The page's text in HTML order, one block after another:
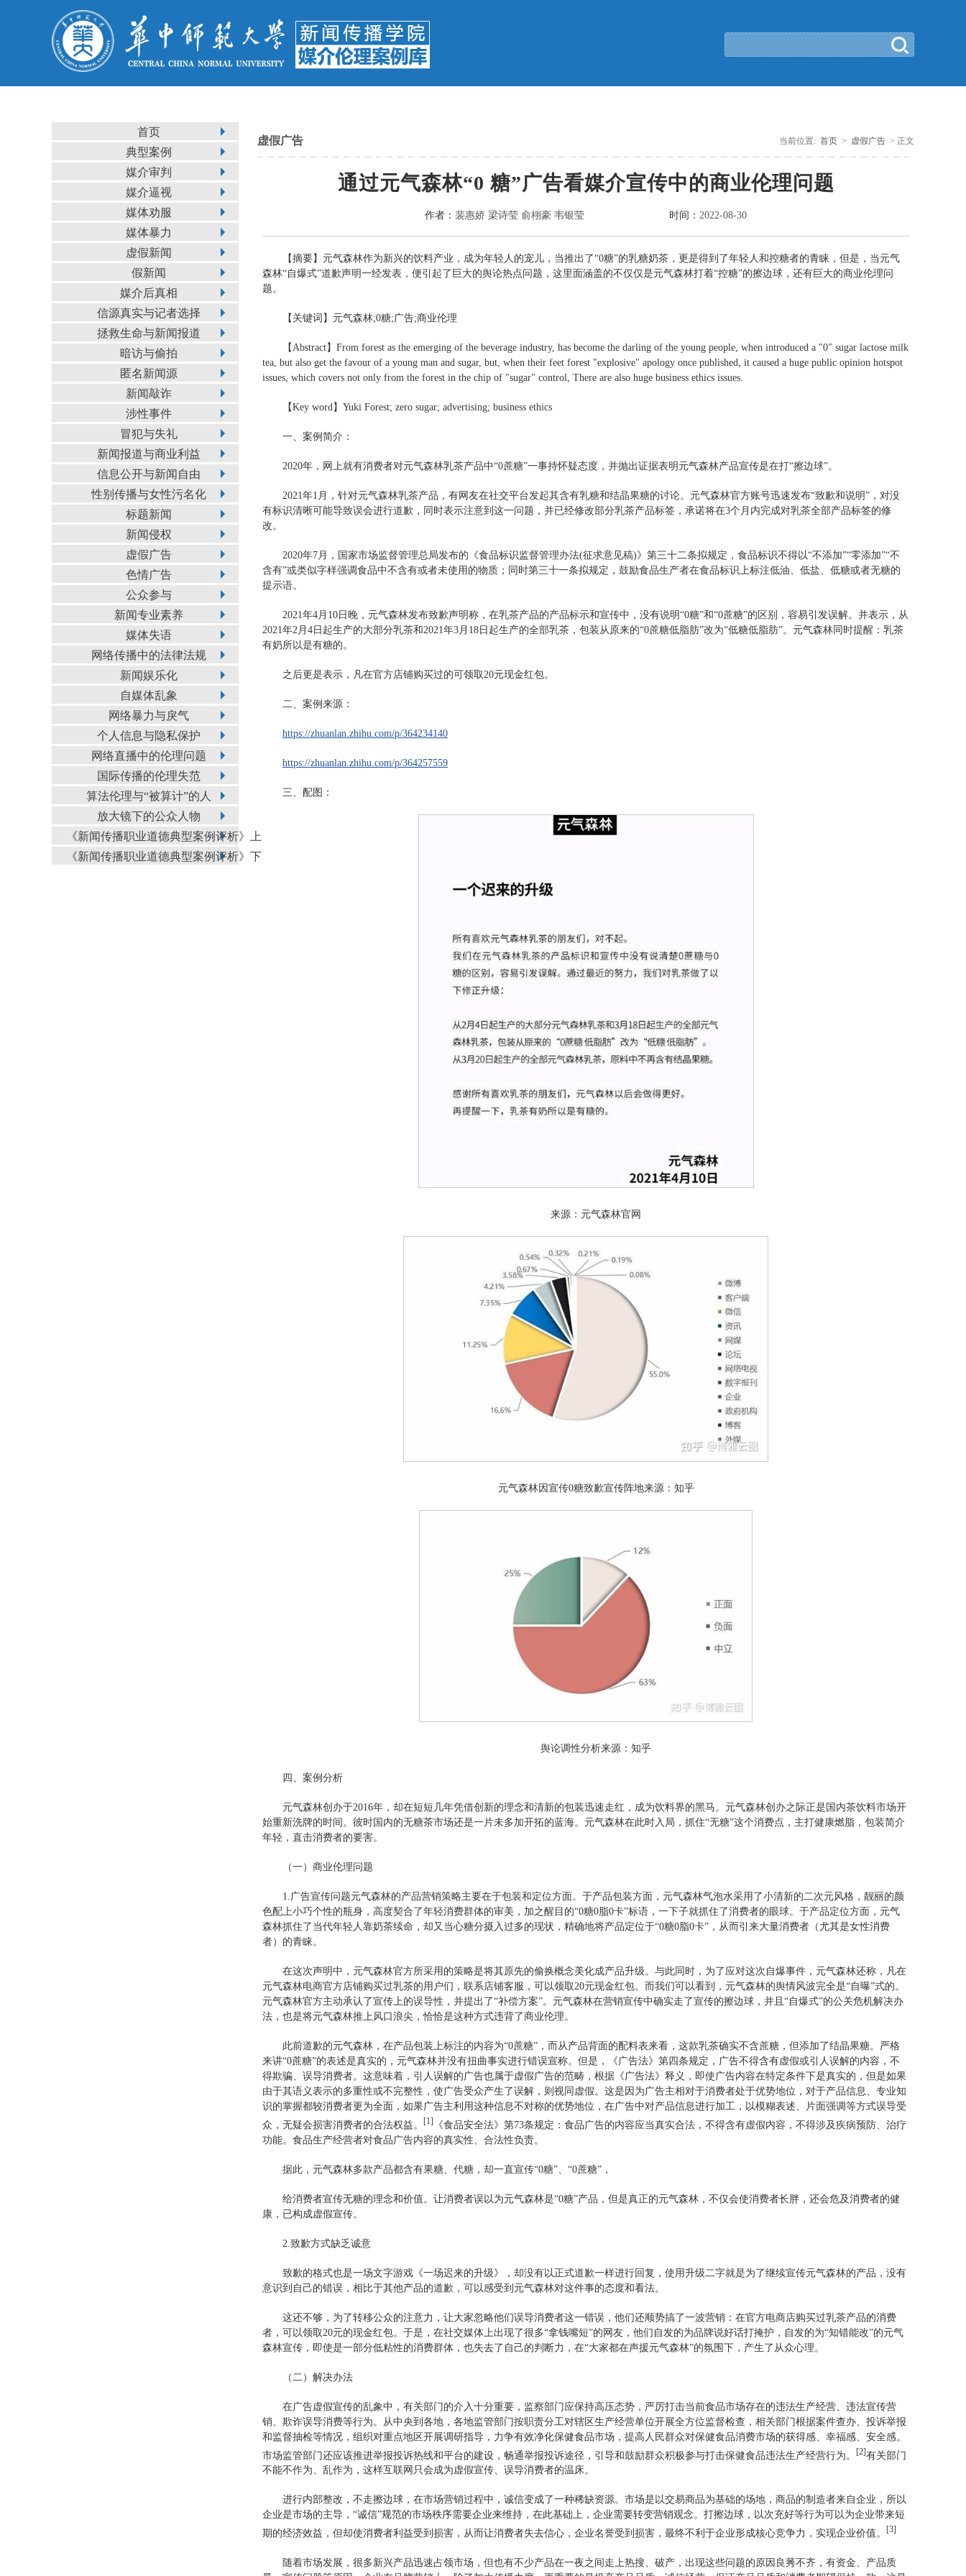
首页
典型案例
媒介审判
媒介逼视
媒体劝服
媒体暴力
虚假新闻
假新闻
媒介后真相
信源真实与记者选择
拯救生命与新闻报道
暗访与偷拍
匿名新闻源
新闻敲诈
涉性事件
冒犯与失礼
新闻报道与商业利益
信息公开与新闻自由
性别传播与女性污名化
标题新闻
新闻侵权
虚假广告
色情广告
公众参与
新闻专业素养
媒体失语
网络传播中的法律法规
新闻娱乐化
自媒体乱象
网络暴力与戾气
个人信息与隐私保护
网络直播中的伦理问题
国际传播的伦理失范
算法伦理与“被算计”的人
放大镜下的公众人物
《新闻传播职业道德典型案例评析》上
《新闻传播职业道德典型案例评析》下
虚假广告 当前位置: 首页 > 虚假广告 > 正文
通过元气森林“0 糖”广告看媒介宣传中的商业伦理问题
作者： 裴惠娇 梁诗莹 俞栩豪 韦银莹 时间： 2022-08-30
【摘要】元气森林作为新兴的饮料产业，成为年轻人的宠儿，当推出了“0糖”的乳糖奶茶，更是得到了年轻人和控糖者的青睐，但是，当元气
森林“自爆式”道歉声明一经发表，便引起了巨大的舆论热点问题，这里面涵盖的不仅仅是元气森林打着“控糖”的擦边球，还有巨大的商业伦理问
题。
【关键词】元气森林;0糖;广告;商业伦理
【Abstract】From forest as the emerging of the beverage industry, has become the darling of the young people, when introduced a "0" sugar lactose milk
tea, but also get the favour of a young man and sugar, but, when their feet forest "explosive" apology once published, it caused a huge public opinion hotspot
issues, which covers not only from the forest in the chip of "sugar" control, There are also huge business ethics issues.
【Key word】Yuki Forest; zero sugar; advertising; business ethics
一、案例简介：
2020年，网上就有消费者对元气森林乳茶产品中“0蔗糖”一事持怀疑态度，并抛出证据表明元气森林产品宣传是在打“擦边球”。
2021年1月，针对元气森林乳茶产品，有网友在社交平台发起其含有乳糖和结晶果糖的讨论。元气森林官方账号迅速发布“致歉和说明”，对没
有标识清晰可能导致误会进行道歉，同时表示注意到这一问题，并已经修改部分乳茶产品标签，承诺将在3个月内完成对乳茶全部产品标签的修
改。
2020年7月，国家市场监督管理总局发布的《食品标识监督管理办法(征求意见稿)》第三十二条拟规定，食品标识不得以“不添加”“零添加”“不
含有”或类似字样强调食品中不含有或者未使用的物质；同时第三十一条拟规定，鼓励食品生产者在食品标识上标注低油、低盐、低糖或者无糖的
提示语。
2021年4月10日晚，元气森林发布致歉声明称，在乳茶产品的产品标示和宣传中，没有说明“0糖”和“0蔗糖”的区别，容易引发误解。并表示，从
2021年2月4日起生产的大部分乳茶和2021年3月18日起生产的全部乳茶，包装从原来的“0蔗糖低脂肪”改为“低糖低脂肪”。元气森林同时提醒：乳茶
有奶所以是有糖的。
之后更是表示，凡在官方店铺购买过的可领取20元现金红包。
二、案例来源：
https://zhuanlan.zhihu.com/p/364234140
https://zhuanlan.zhihu.com/p/364257559
三、配图：
来源：元气森林官网
元气森林因宣传0糖致歉宣传阵地来源：知乎
舆论调性分析来源：知乎
四、案例分析
元气森林创办于2016年，却在短短几年凭借创新的理念和清新的包装迅速走红，成为饮料界的黑马。元气森林创办之际正是国内茶饮料市场开
始重新洗牌的时间。彼时国内的无糖茶市场还是一片未多加开拓的蓝海。元气森林在此时入局，抓住“无糖”这个消费点，主打健康燃脂，包装简介
年轻，直击消费者的要害。
（一）商业伦理问题
1.广告宣传问题元气森林的产品营销策略主要在于包装和定位方面。于产品包装方面，元气森林气泡水采用了小清新的二次元风格，靓丽的颜
色配上小巧个性的瓶身，高度契合了年轻消费群体的审美，加之醒目的“0糖0脂0卡”标语，一下子就抓住了消费者的眼球。于产品定位方面，元气
森林抓住了当代年轻人靠奶茶续命，却又当心糖分摄入过多的现状，精确地将产品定位于“0糖0脂0卡”，从而引来大量消费者（尤其是女性消费
者）的青睐。
在这次声明中，元气森林官方所采用的策略是将其原先的偷换概念美化成产品升级。与此同时，为了应对这次自爆事件，元气森林还称，凡在
元气森林电商官方店铺购买过乳茶的用户们，联系店铺客服，可以领取20元现金红包。而我们可以看到，元气森林的舆情风波完全是“自曝”式的。
元气森林官方主动承认了宣传上的误导性，并提出了“补偿方案”。元气森林在营销宣传中确实走了宣传的擦边球，并且“自爆式”的公关危机解决办
法，也是将元气森林推上风口浪尖，恰恰是这种方式违背了商业伦理。
此前道歉的元气森林，在产品包装上标注的内容为“0蔗糖”，而从产品背面的配料表来看，这款乳茶确实不含蔗糖，但添加了结晶果糖。严格
来讲“0蔗糖”的表述是真实的，元气森林并没有扭曲事实进行错误宣称。但是，《广告法》第四条规定，广告不得含有虚假或引人误解的内容，不
得欺骗、误导消费者。这意味着，引人误解的广告也属于虚假广告的范畴，根据《广告法》释义，即使广告内容在特定条件下是真实的，但是如果
由于其语义表示的多重性或不完整性，使广告受众产生了误解，则视同虚假。这是因为广告主相对于消费者处于优势地位，对于产品信息、专业知
识的掌握都较消费者更为全面，如果广告主利用这种信息不对称的优势地位，在广告中对产品信息进行加工，以模糊表述、片面强调等方式误导受
众，无疑会损害消费者的合法权益。
[1]
《食品安全法》第73条规定：食品广告的内容应当真实合法，不得含有虚假内容，不得涉及疾病预防、治疗
功能。食品生产经营者对食品广告内容的真实性、合法性负责。
据此，元气森林多款产品都含有果糖、代糖，却一直宣传“0糖”、“0蔗糖”，
给消费者宣传无糖的理念和价值。让消费者误以为元气森林是“0糖”产品，但是真正的元气森林，不仅会使消费者长胖，还会危及消费者的健
康，已构成虚假宣传。
2.致歉方式缺乏诚意
致歉的格式也是一场文字游戏《一场迟来的升级》，却没有以正式道歉一样进行回复，使用升级二字就是为了继续宣传元气森林的产品，没有
意识到自己的错误，相比于其他产品的道歉，可以感受到元气森林对这件事的态度和看法。
这还不够，为了转移公众的注意力，让大家忽略他们误导消费者这一错误，他们还顺势搞了一波营销：在官方电商店购买过乳茶产品的消费
者，可以领取20元的现金红包。于是，在社交媒体上出现了很多“拿钱嘴短”的网友，他们自发的为品牌说好话打掩护，自发的为“知错能改”的元气
森林宣传，即使是一部分低粘性的消费群体，也失去了自己的判断力，在“大家都在声援元气森林”的氛围下，产生了从众心理。
（二）解决办法
在广告虚假宣传的乱象中，有关部门的介入十分重要，监察部门应保持高压态势，严厉打击当前食品市场存在的违法生产经营、违法宣传营
销、欺诈误导消费等行为。从中央到各地，各地监管部门按职责分工对辖区生产经营单位开展全方位监督检查，相关部门根据案件查办、投诉举报
和监督抽检等情况，组织对重点地区开展调研指导，力争有效净化保健食品市场，提高人民群众对保健食品消费市场的获得感、幸福感、安全感。
市场监管部门还应该推进举报投诉热线和平台的建设，畅通举报投诉途径，引导和鼓励群众积极参与打击保健食品违法生产经营行为。
[2]有关部门
不能不作为、乱作为，这样互联网只会成为虚假宣传、误导消费者的温床。
进行内部整改，不走擦边球，在市场营销过程中，诚信变成了一种稀缺资源。市场是以交易商品为基础的场地，商品的制造者来自企业，所以
企业是市场的主导，“诚信”规范的市场秩序需要企业来维持，在此基础上，企业需要转变营销观念。打擦边球，以次充好等行为可以为企业带来短
期的经济效益，但却使消费者利益受到损害，从而让消费者失去信心，企业名誉受到损害，最终不利于企业形成核心竞争力，实现企业价值。
[3]
随着市场发展，很多新兴产品迅速占领市场，但也有不少产品在一夜之间走上热搜、破产，出现这些问题的原因良莠不齐，有资金、产品质